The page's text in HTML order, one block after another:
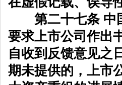
第二十七条 中
要求上市公司作出
自收到反馈意见之
期未提供的，上市